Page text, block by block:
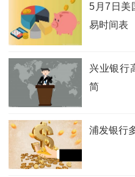
5月7日美
易时间表
兴业银行
简
浦发银行